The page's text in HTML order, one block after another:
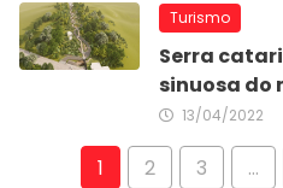
Turismo
Serra
sinuosa do
13/04/2022
1 2 3 …